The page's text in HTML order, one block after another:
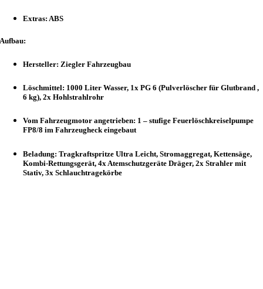
Extras: ABS
Aufbau:
Hersteller: Ziegler Fahrzeugbau
Löschmittel: 1000 Liter Wasser, 1x PG 6 (Pulverlöscher für Glutbrand ,
6 kg), 2x Hohlstrahlrohr
Vom Fahrzeugmotor angetrieben: 1 – stufige Feuerlöschkreiselpumpe
FP8/8 im Fahrzeugheck eingebaut
Beladung: Tragkraftspritze Ultra Leicht, Stromaggregat, Kettensäge,
Kombi-Rettungsgerät, 4x Atemschutzgeräte Dräger, 2x Strahler mit
Stativ, 3x Schlauchtragekörbe